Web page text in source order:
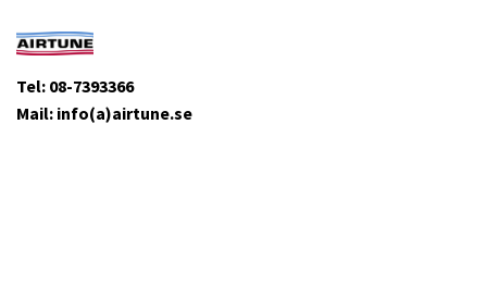
Tel: 08-7393366
Mail: info(a)airtune.se